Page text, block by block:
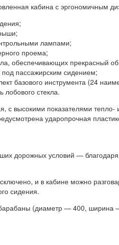
кабина с эргономичным
лампами;
проема;
обеспечивающих прекрасный
пассажирским сидением;
базового инструмента (24
лобового стекла.
с высокими показателями
ударопрочная
дорожных условий —
и в кабине можно
сидения.
(диаметр — 400, ширина